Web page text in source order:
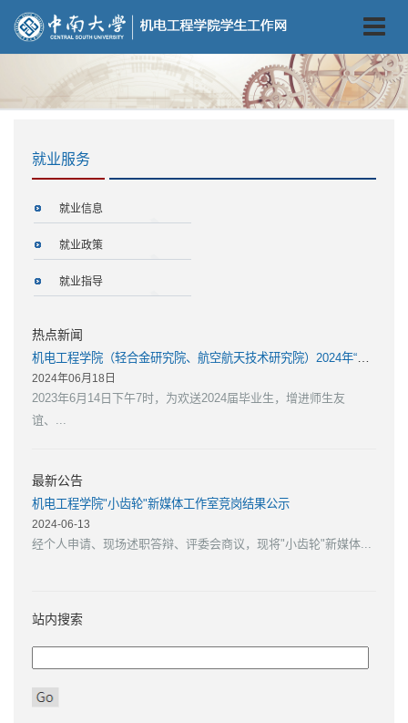
就业服务
就业信息
就业政策
就业指导
热点新闻
2024年06月18日
2023年6月14日下午7时，为欢送2024届毕业生，增进师生友
谊、...
最新公告
机电工程学院"小齿轮"新媒体工作室竞岗结果公示
2024-06-13
经个人申请、现场述职答辩、评委会商议，现将"小齿轮"新媒体...
站内搜索